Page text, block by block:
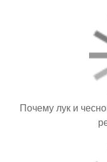
Почему лук и